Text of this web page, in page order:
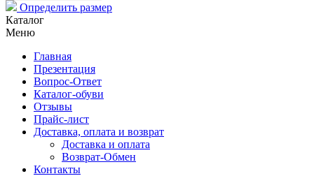
Определить размер
Каталог
Меню
Главная
Презентация
Вопрос-Ответ
Каталог-обуви
Отзывы
Прайс-лист
Доставка, оплата и возврат
Доставка и оплата
Возврат-Обмен
Контакты